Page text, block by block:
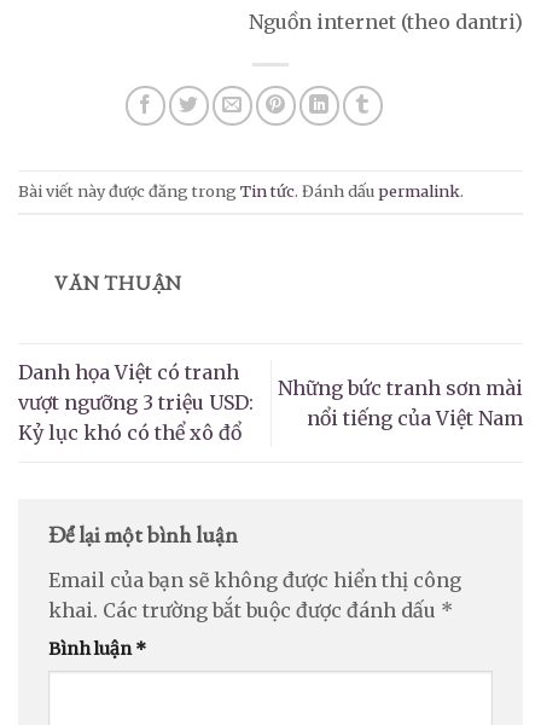
Nguồn internet (theo dantri)
Bài viết này được đăng trong Tin tức. Đánh dấupermalink.
VĂN THUẬN
Danh họa Việt có tranh
vượt ngưỡng 3 triệu USD:
Kỷ lục khó có thể xô đổ
Những bức tranh sơn mài
nổi tiếng của Việt Nam
Để lại một bình luận
Email của bạn sẽ không được hiển thị công
khai. Các trường bắt buộc được đánh dấu *
Bình luận*